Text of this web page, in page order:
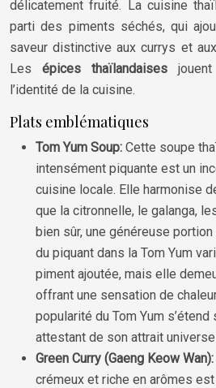
délicatement fruité. La cuisine
parti des piments séchés, qui
saveur distinctive aux currys et
Les épices thaïlandaises
l’identité de la cuisine.
Plats emblématiques
Tom Yum Soup: Cette soupe
intensément piquante est un
cuisine locale. Elle harmonise
que la citronnelle, le galanga,
bien sûr, une généreuse
du piquant dans la Tom Yum
piment ajoutée, mais elle
offrant une sensation de
popularité du Tom Yum
attestant de son attrait
Green Curry (Gaeng Keow Wan):
crémeux et riche en arômes